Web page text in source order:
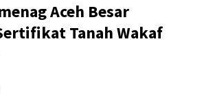
Aceh Besar
Tanah Wakaf